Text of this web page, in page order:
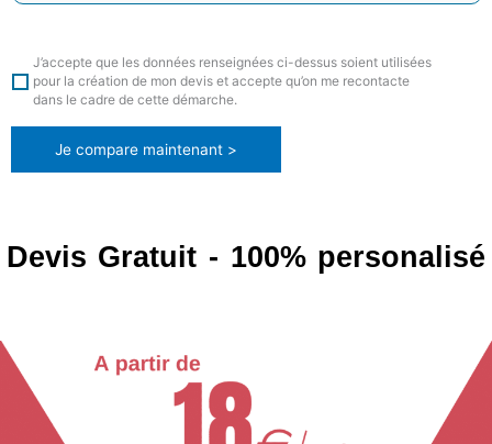
Devis Gratuit - 100% personalisé
J’accepte que les données renseignées ci-dessus soient utilisées
pour la création de mon devis et accepte qu’on me recontacte
dans le cadre de cette démarche.
Je compare maintenant >